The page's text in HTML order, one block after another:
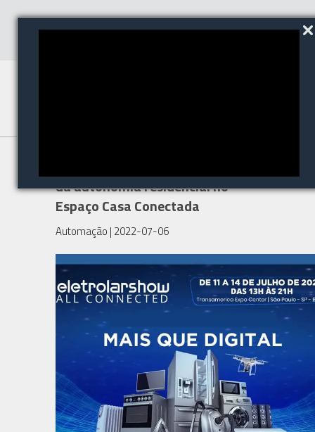
da autonomia residencial no
Espaço Casa Conectada
Automação | 2022-07-06